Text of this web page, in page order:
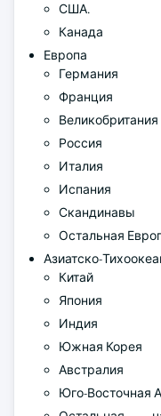
США.
Канада
Европа
Германия
Франция
Великобритания
Россия
Италия
Испания
Скандинавы
Остальная
Азиатско-
Китай
Япония
Индия
Южная Корея
Австралия
Юго-Восточная